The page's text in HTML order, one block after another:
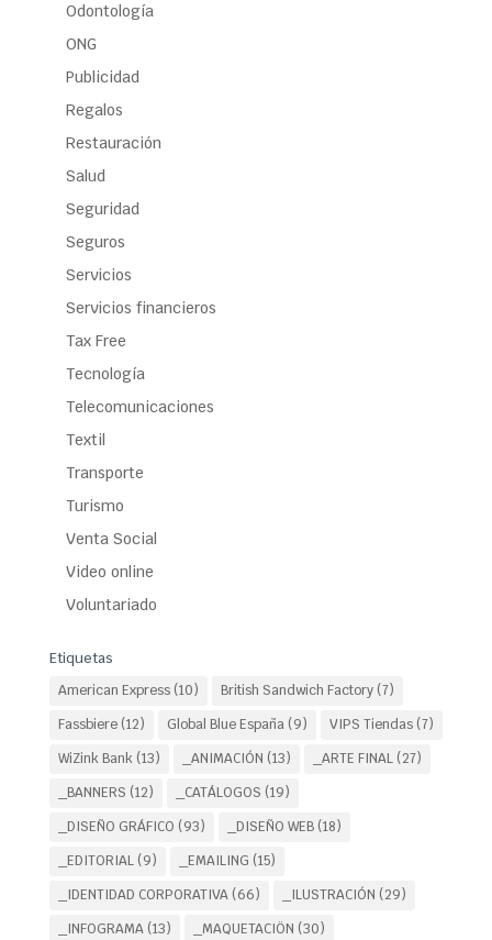
Odontología
ONG
Publicidad
Regalos
Restauración
Salud
Seguridad
Seguros
Servicios
Servicios financieros
Tax Free
Tecnología
Telecomunicaciones
Textil
Transporte
Turismo
Venta Social
Video online
Voluntariado
Etiquetas
American Express(10) British Sandwich Factory(7)
Fassbiere(12) Global Blue España(9) VIPS Tiendas(7)
WiZink Bank(13) _ANIMACIÓN (13) _ARTE FINAL(27)
_BANNERS (12) _CATÁLOGOS (19)
_DISEÑO GRÁFICO (93) _DISEÑO WEB(18)
_EDITORIAL(9) _EMAILING (15)
_IDENTIDAD CORPORATIVA(66) _ILUSTRACIÓN (29)
_INFOGRAMA(13) _MAQUETACIÖN (30)